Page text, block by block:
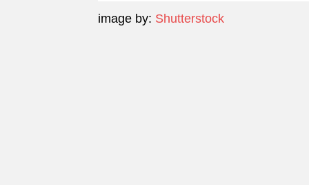
image by: Shutterstock